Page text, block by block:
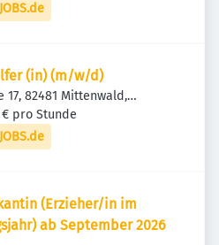
(in) (m/w/d)
17, 82481 Mittenwald,
€ pro Stunde
(Erzieher/in im
ab September 2026